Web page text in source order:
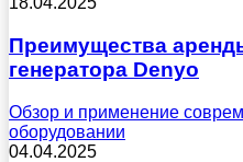
Преимущества
генератора Denyo
Обзор и применение
оборудовании
04.04.2025